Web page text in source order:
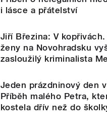
i lásce a přátelství
Jiří Březina: V kopřivách.
ženy na Novohradsku
zasloužilý kriminalista
Jeden prázdninový den
Příběh malého Petra,
kostela dřív než do